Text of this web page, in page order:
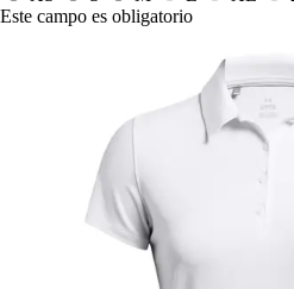
Este campo es obligatorio